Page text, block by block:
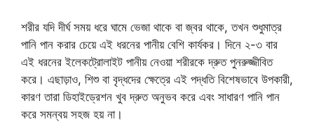
শরীর যদি দীর্ঘ সময় ধরে ঘামে ভেজা থাকে বা জ্বর থাকে, তখন শুধুমাত্র
পানি পান করার চেয়ে এই ধরনের পানীয় বেশি কার্যকর। দিনে ২-৩ বার
এই ধরনের ইলেকট্রোলাইট পানীয় নেওয়া শরীরকে দ্রুত পুনরুজ্জীবিত
করে। এছাড়াও, শিশু বা বৃদ্ধদের ক্ষেত্রে এই পদ্ধতি বিশেষভাবে উপকারী,
কারণ তারা ডিহাইড্রেশন খুব দ্রুত অনুভব করে এবং সাধারণ পানি পান
করে সমন্বয় সহজ হয় না।